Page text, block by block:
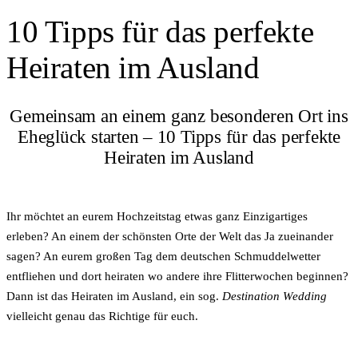
10 Tipps für das perfekte
Heiraten im Ausland
Gemeinsam an einem ganz besonderen Ort ins
Eheglück starten – 10 Tipps für das perfekte
Heiraten im Ausland
Ihr möchtet an eurem Hochzeitstag etwas ganz Einzigartiges
erleben? An einem der schönsten Orte der Welt das Ja zueinander
sagen? An eurem großen Tag dem deutschen Schmuddelwetter
entfliehen und dort heiraten wo andere ihre Flitterwochen beginnen?
Dann ist das Heiraten im Ausland, ein sog. Destination Wedding
vielleicht genau das Richtige für euch.